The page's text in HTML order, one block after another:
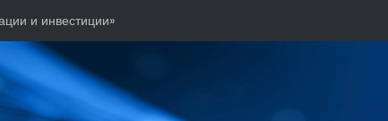
и инвестиции»